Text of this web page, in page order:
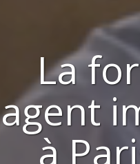
La
agent
à